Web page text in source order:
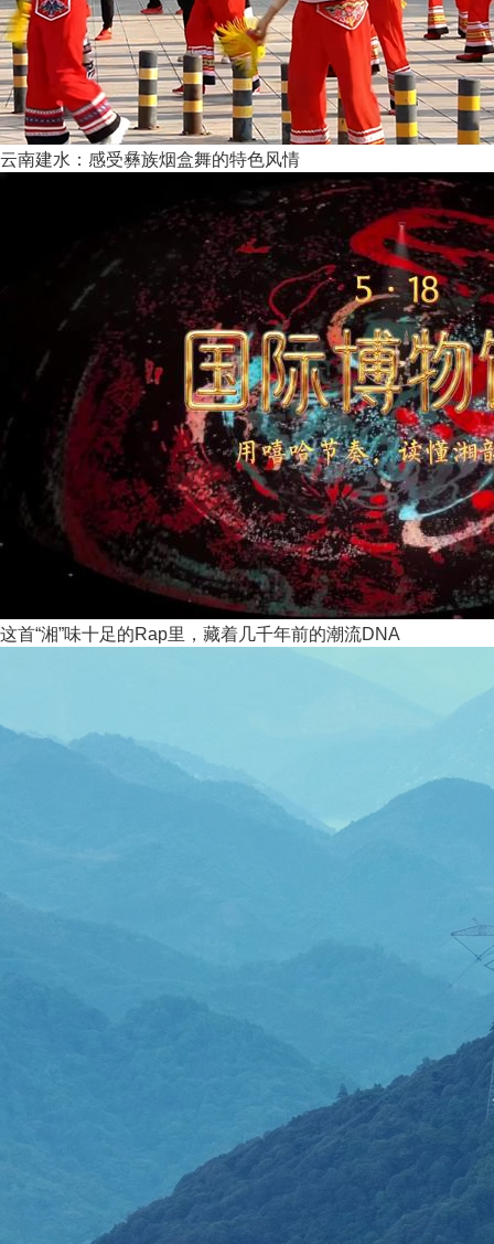
云南建水：感受彝族烟盒舞的特色风情
这首“湘”味十足的Rap里，藏着几千年前的潮流DNA